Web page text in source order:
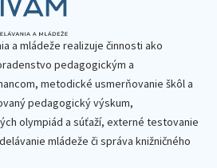
a mládeže realizuje činnosti ako
pedagogickým a
metodické usmerňovanie škôl a
pedagogický výskum,
olympiád a súťaží, externé testovanie
mládeže či správa knižničného